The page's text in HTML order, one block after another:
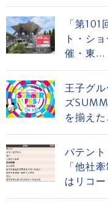
「第
ト・シ
催・東...
王子グ
ズ
を揃えた
パテン
「他社
はリコ